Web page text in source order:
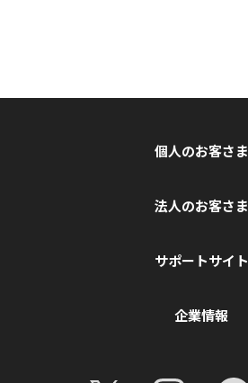
個人のお客さま
法人のお客さま
サポートサイト
企業情報